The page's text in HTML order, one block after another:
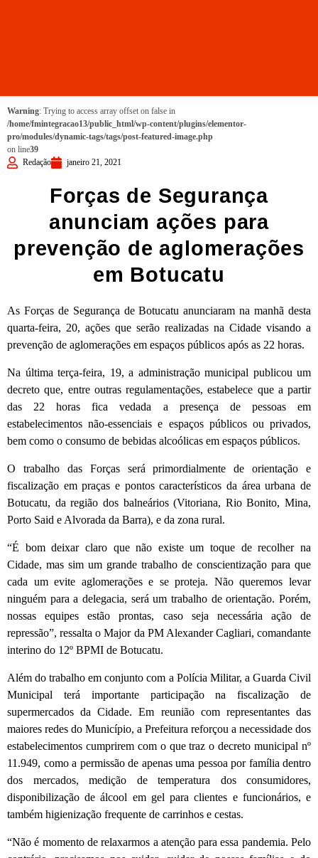
Warning: Trying to access array offset on false in
/home/fmintegracao13/public_html/wp-content/plugins/elementor-
pro/modules/dynamic-tags/tags/post-featured-image.php
on line39
Redação
janeiro 21, 2021
Forças de Segurança
anunciam ações para
prevenção de aglomerações
em Botucatu
As Forças de Segurança de Botucatu anunciaram na manhã desta
quarta-feira, 20, ações que serão realizadas na Cidade visando a
prevenção de aglomerações em espaços públicos após as 22 horas.
Na última terça-feira, 19, a administração municipal publicou um
decreto que, entre outras regulamentações, estabelece que a partir
das 22 horas fica vedada a presença de pessoas em
estabelecimentos não-essenciais e espaços públicos ou privados,
bem como o consumo de bebidas alcoólicas em espaços públicos.
O trabalho das Forças será primordialmente de orientação e
fiscalização em praças e pontos característicos da área urbana de
Botucatu, da região dos balneários (Vitoriana, Rio Bonito, Mina,
Porto Said e Alvorada da Barra), e da zona rural.
“É bom deixar claro que não existe um toque de recolher na
Cidade, mas sim um grande trabalho de conscientização para que
cada um evite aglomerações e se proteja. Não queremos levar
ninguém para a delegacia, será um trabalho de orientação. Porém,
nossas equipes estão prontas, caso seja necessária ação de
repressão”, ressalta o Major da PM Alexander Cagliari, comandante
interino do 12º BPMI de Botucatu.
Além do trabalho em conjunto com a Polícia Militar, a Guarda Civil
Municipal terá importante participação na fiscalização de
supermercados da Cidade. Em reunião com representantes das
maiores redes do Município, a Prefeitura reforçou a necessidade dos
estabelecimentos cumprirem com o que traz o decreto municipal nº
11.949, como a permissão de apenas uma pessoa por família dentro
dos mercados, medição de temperatura dos consumidores,
disponibilização de álcool em gel para clientes e funcionários, e
também higienização frequente de carrinhos e cestas.
“Não é momento de relaxarmos a atenção para essa pandemia. Pelo